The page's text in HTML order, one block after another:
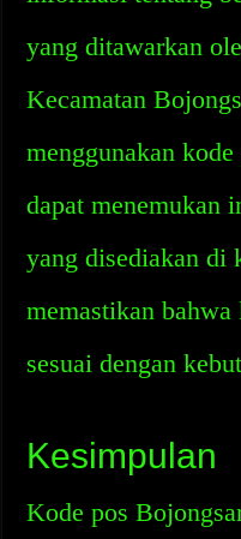
yang ditawarkan
Kecamatan
menggunakan
dapat menemukan
yang disediakan di
memastikan
sesuai dengan
Kesimpulan
Kode pos